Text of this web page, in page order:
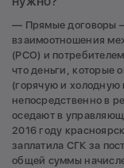
— Прямые договоры
взаимоотношения
(РСО) и
что деньги, которые
(горячую и холодную
непосредственно в
оседают в
2016 году
заплатила СГК за
общей суммы